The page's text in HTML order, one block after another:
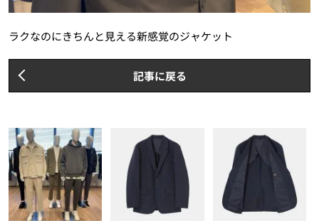
ラクなのにきちんと見える新感覚のジャケット
記事に戻る